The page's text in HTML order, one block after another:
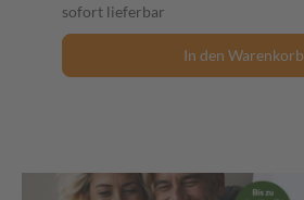
sofort lieferbar
In den Warenkorb